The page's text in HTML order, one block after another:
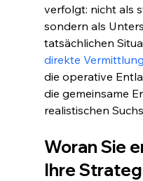
verfolgt: nicht als
sondern als
tatsächlichen
direkte Vermittlung
die operative
die gemeinsame
realistischen
Woran Sie
Ihre